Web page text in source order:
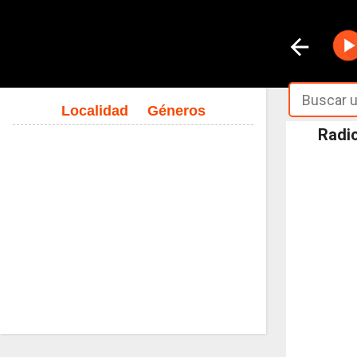
Localidad Géneros